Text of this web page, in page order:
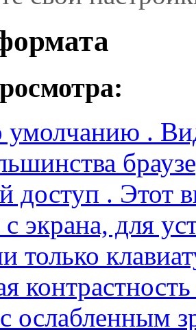
умолчанию
доступ. Этот
с экрана, для
только
ослабленным